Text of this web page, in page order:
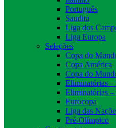
Português
Saudita
Liga dos
Liga Europa
Seleções
Copa do
Copa América
Copa do
Eliminatórias
Eliminatórias –
Eurocopa
Liga das
Pré-Olímpico